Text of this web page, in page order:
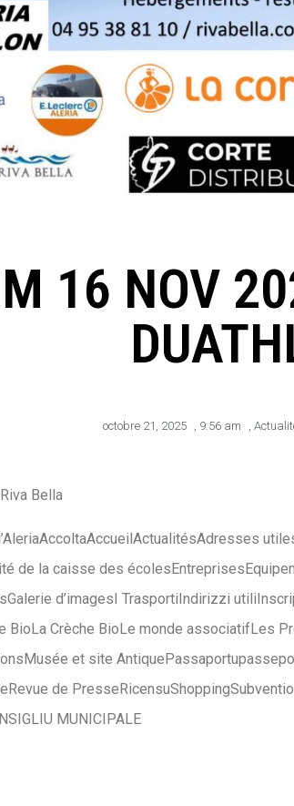
16 NOV
octobre 21, 2025 , 9:56 am ,
Bella
AccoltaAccueilActualitésAdresses
de la caisse des écolesEntreprises
Galerie d’imagesI TrasportiIndirizzi utili
BioLa Crèche BioLe monde associatifLes
Musée et site AntiquePassaportu
Revue de PresseRicensuShopping
MUNICIPALE